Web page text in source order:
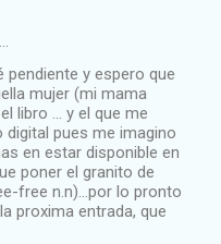
pendiente y espero que
mujer (mi mama
libro ... y el que me
pues me imagino
en estar disponible en
poner el granito de
free n.n)...por lo pronto
proxima entrada, que